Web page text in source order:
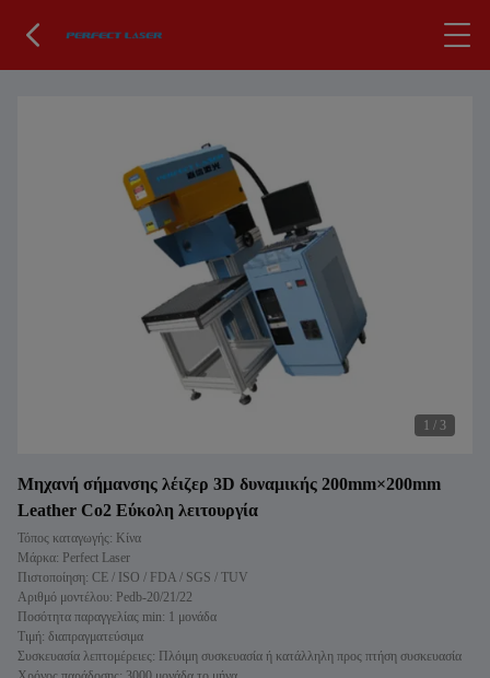
1 / 3
Μηχανή σήμανσης λέιζερ 3D δυναμικής 200mm×200mm
Leather Co2 Εύκολη λειτουργία
Τόπος καταγωγής: Κίνα
Μάρκα: Perfect Laser
Πιστοποίηση: CE / ISO / FDA / SGS / TUV
Αριθμό μοντέλου: Pedb-20/21/22
Ποσότητα παραγγελίας min: 1 μονάδα
Τιμή: διαπραγματεύσιμα
Συσκευασία λεπτομέρειες: Πλόιμη συσκευασία ή κατάλληλη προς πτήση συσκευασία